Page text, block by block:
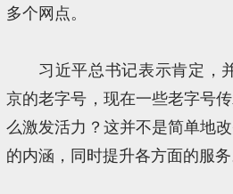
多个网点。
习近平总书记表示肯定，
京的老字号，现在一些老字号
么激发活力？这并不是简单地
的内涵，同时提升各方面的服务